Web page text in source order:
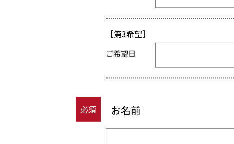
第3希望
ご希望日
必須 お名前